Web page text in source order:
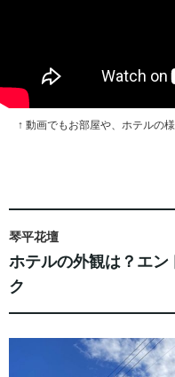
↑ 動画でもお部屋や、ホテルの
琴平花壇
ホテルの外観は？エン
ク